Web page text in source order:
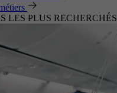
LES PLUS RECHERCHÉS